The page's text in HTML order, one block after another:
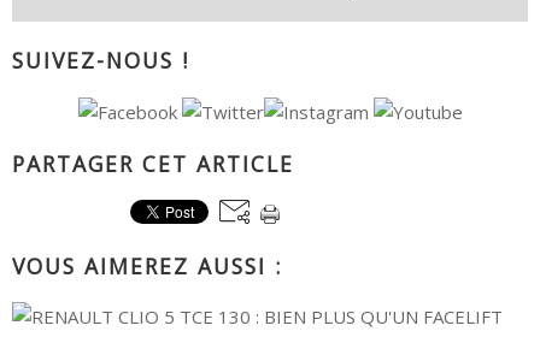
SUIVEZ-NOUS !
PARTAGER CET ARTICLE
VOUS AIMEREZ AUSSI :